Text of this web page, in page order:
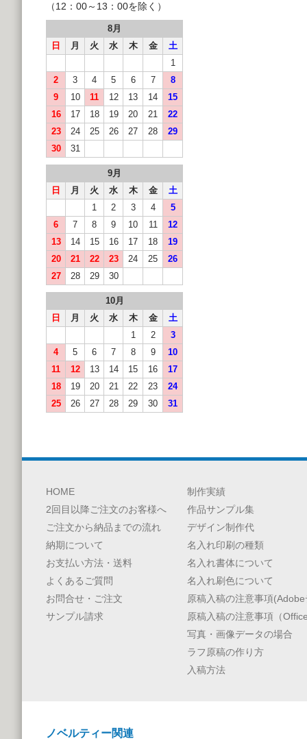
（12：00～13：00を除く）
8月
日
月 火 水 木 金
土
1
2
3 4 5 6 7
8
9
10 11 12 13 14
15
16
17 18 19 20 21
22
23
24 25 26 27 28
29
30
31
9月
日
月 火 水 木 金
土
1
2 3 4
5
6
7 8 9 10 11
12
13
14 15 16 17 18
19
20
21 22 23 24 25
26
27
28 29 30
10月
日
月 火 水 木 金
土
1
2
3
4
5 6 7 8 9
10
11
12 13 14 15 16
17
18
19 20 21 22 23
24
25
26 27 28 29 30 31
HOME
2回目以降ご注文のお客様へ
ご注文から納品までの流れ
納期について
お支払い方法・送料
よくあるご質問
お問合せ・ご注文
サンプル請求
制作実績
作品サンプル集
デザイン制作代
名入れ印刷の種類
名入れ書体について
名入れ刷色について
原稿入稿の注意事項
原稿入稿の注意事項（
写真・画像データの場合
ラフ原稿の作り方
入稿方法
ノベルティー関連